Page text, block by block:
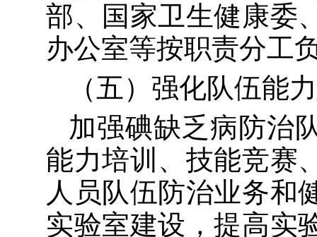
部、国家卫生健康委
办公室等按职责分工
（五）强化队伍能
加强碘缺乏病防治
能力培训、技能竞赛
人员队伍防治业务和
实验室建设，提高实